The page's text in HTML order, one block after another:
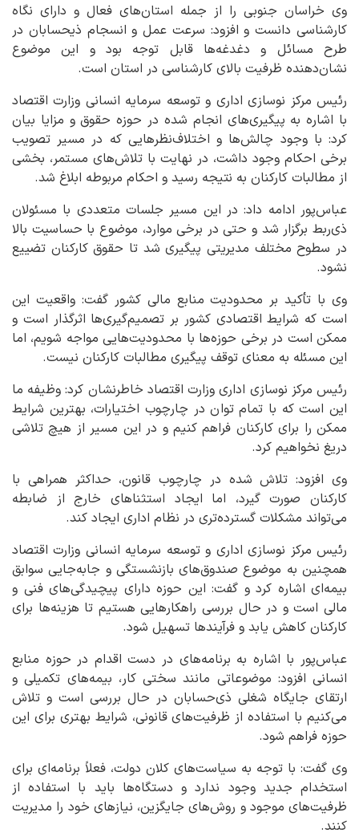
وی خراسان جنوبی را از جمله استان‌های فعال و دارای نگاه
کارشناسی دانست و افزود: سرعت عمل و انسجام ذیحسابان در
طرح مسائل و دغدغه‌ها قابل توجه بود و این موضوع
نشان‌دهنده ظرفیت بالای کارشناسی در استان است.
رئیس مرکز نوسازی اداری و توسعه سرمایه انسانی وزارت اقتصاد
با اشاره به پیگیری‌های انجام شده در حوزه حقوق و مزایا بیان
کرد: با وجود چالش‌ها و اختلاف‌نظرهایی که در مسیر تصویب
برخی احکام وجود داشت، در نهایت با تلاش‌های مستمر، بخشی
از مطالبات کارکنان به نتیجه رسید و احکام مربوطه ابلاغ شد.
عباس‌پور ادامه داد: در این مسیر جلسات متعددی با مسئولان
ذی‌ربط برگزار شد و حتی در برخی موارد، موضوع با حساسیت بالا
در سطوح مختلف مدیریتی پیگیری شد تا حقوق کارکنان تضییع
نشود.
وی با تأکید بر محدودیت منابع مالی کشور گفت: واقعیت این
است که شرایط اقتصادی کشور بر تصمیم‌گیری‌ها اثرگذار است و
ممکن است در برخی حوزه‌ها با محدودیت‌هایی مواجه شویم، اما
این مسئله به معنای توقف پیگیری مطالبات کارکنان نیست.
رئیس مرکز نوسازی اداری وزارت اقتصاد خاطرنشان کرد: وظیفه ما
این است که با تمام توان در چارچوب اختیارات، بهترین شرایط
ممکن را برای کارکنان فراهم کنیم و در این مسیر از هیچ تلاشی
دریغ نخواهیم کرد.
وی افزود: تلاش شده در چارچوب قانون، حداکثر همراهی با
کارکنان صورت گیرد، اما ایجاد استثناهای خارج از ضابطه
می‌تواند مشکلات گسترده‌تری در نظام اداری ایجاد کند.
رئیس مرکز نوسازی اداری و توسعه سرمایه انسانی وزارت اقتصاد
همچنین به موضوع صندوق‌های بازنشستگی و جابه‌جایی سوابق
بیمه‌ای اشاره کرد و گفت: این حوزه دارای پیچیدگی‌های فنی و
مالی است و در حال بررسی راهکارهایی هستیم تا هزینه‌ها برای
کارکنان کاهش یابد و فرآیندها تسهیل شود.
عباس‌پور با اشاره به برنامه‌های در دست اقدام در حوزه منابع
انسانی افزود: موضوعاتی مانند سختی کار، بیمه‌های تکمیلی و
ارتقای جایگاه شغلی ذی‌حسابان در حال بررسی است و تلاش
می‌کنیم با استفاده از ظرفیت‌های قانونی، شرایط بهتری برای این
حوزه فراهم شود.
وی گفت: با توجه به سیاست‌های کلان دولت، فعلاً برنامه‌ای برای
استخدام جدید وجود ندارد و دستگاه‌ها باید با استفاده از
ظرفیت‌های موجود و روش‌های جایگزین، نیازهای خود را مدیریت
کنند.